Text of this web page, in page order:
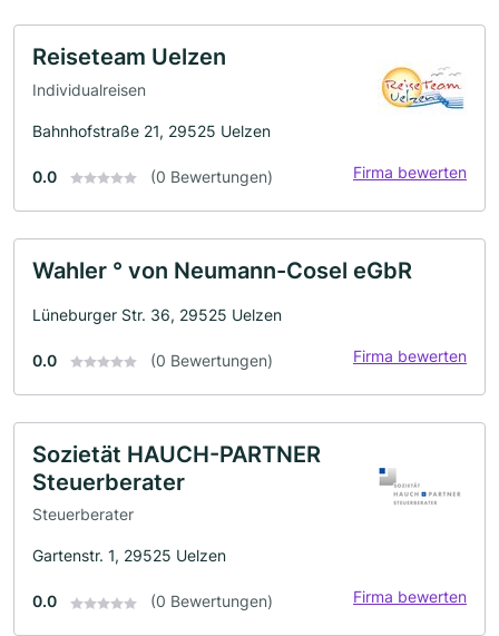
Reiseteam Uelzen
Individualreisen
Bahnhofstraße 21, 29525 Uelzen
0.0 (0 Bewertungen) Firma bewerten
Wahler ° von Neumann-Cosel eGbR
Lüneburger Str. 36, 29525 Uelzen
0.0 (0 Bewertungen) Firma bewerten
Sozietät HAUCH-PARTNER
Steuerberater
Steuerberater
Gartenstr. 1, 29525 Uelzen
0.0 (0 Bewertungen) Firma bewerten